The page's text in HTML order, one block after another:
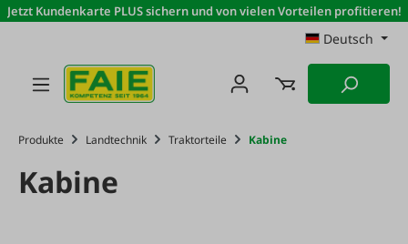
Zum Hauptinhalt springen
Jetzt Kundenkarte PLUS sichern und von vielen Vorteilen profitieren!
Deutsch
Produkte Landtechnik Traktorteile Kabine
Kabine